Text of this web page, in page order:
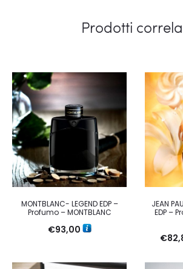
Prodotti
MONTBLANC- LEGEND EDP –
Profumo – MONTBLANC
€93,00
JEAN
EDP –
€